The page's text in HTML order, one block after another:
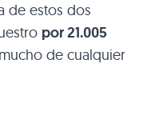
de estos dos
por 21.005
de cualquier